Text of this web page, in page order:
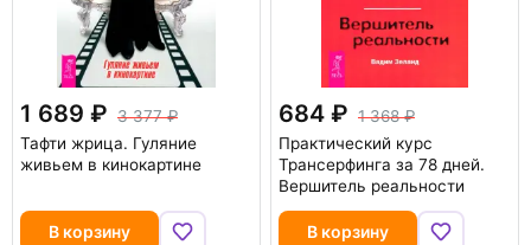
1 689
3 377
Тафти жрица. Гуляние
живьем в кинокартине
В корзину
684
1 368
Практический курс
Трансерфинга за 78 дней.
Вершитель реальности
В корзину